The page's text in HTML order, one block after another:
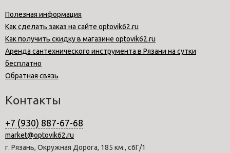
Полезная информация
Как сделать заказ на сайте optovik62.ru
Как получить скидку в магазине optovik62.ru
Аренда сантехнического инструмента в Рязани на сутки
бесплатно
Обратная связь
Контакты
+7 (930) 887-67-68
market@optovik62.ru
г. Рязань, Окружная Дорога, 185 км., с6Г/1